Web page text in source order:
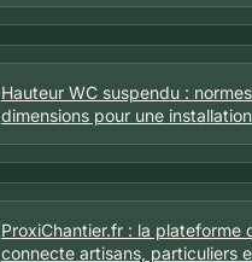
Hauteur WC suspendu :
dimensions pour une
ProxiChantier.fr : la plateforme
connecte artisans, particuliers